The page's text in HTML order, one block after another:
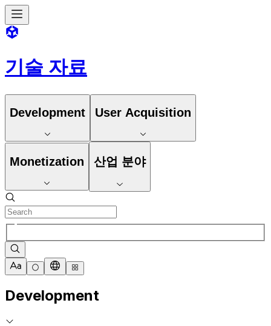
기술 자료
Development User Acquisition
Monetization 산업 분야
Development